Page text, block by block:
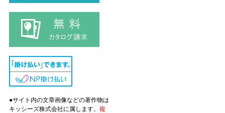
●サイト内の文章画像などの著作物は
キッシーズ株式会社に属します。 複